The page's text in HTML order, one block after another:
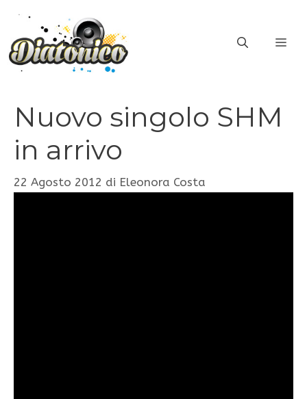
contenuto
Nuovo singolo SHM
in arrivo
22 Agosto 2012 di Eleonora Costa